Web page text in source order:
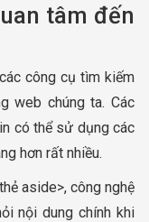
tâm đến
công cụ tìm kiếm
web chúng ta. Các
có thể sử dụng các
hơn rất nhiều.
aside>, công nghệ
nội dung chính khi